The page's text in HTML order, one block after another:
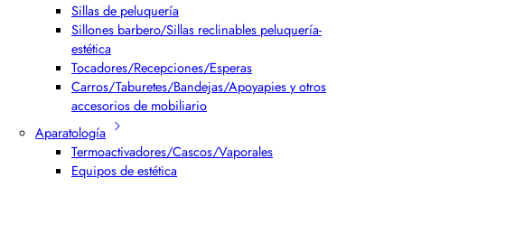
Sillas de peluquería
Sillones barbero/Sillas reclinables peluquería-
estética
Tocadores/Recepciones/Esperas
Carros/Taburetes/Bandejas/Apoyapies y otros
accesorios de mobiliario
Aparatología
Termoactivadores/Cascos/Vaporales
Equipos de estética